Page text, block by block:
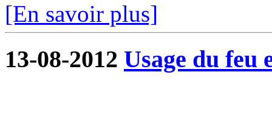
[En savoir plus]
13-08-2012 Usage du feu